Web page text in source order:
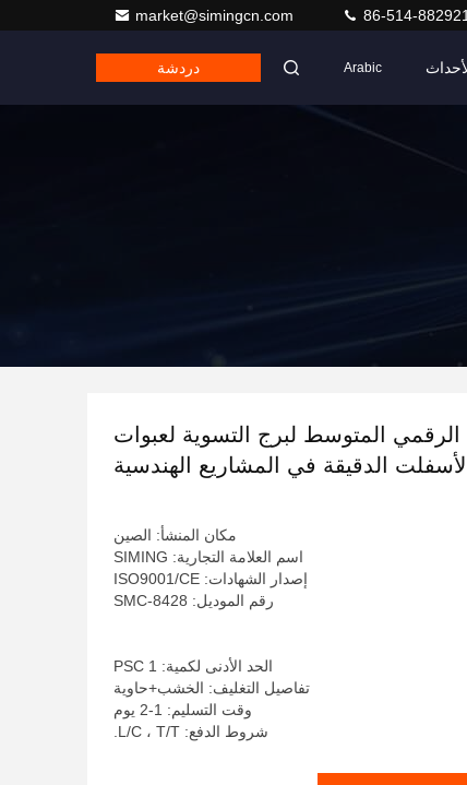
market@simingcn.com 86-514-
Arabic دردشة
الرقمي المتوسط لبرج التسوية لعبوات
الأسفلت الدقيقة في المشاريع الهندسية
مكان المنشأ: الصين
اسم العلامة التجارية: SIMING
إصدار الشهادات: ISO9001/CE
رقم الموديل: SMC-8428
الحد الأدنى لكمية: 1 PSC
تفاصيل التغليف: الخشب+حاوية
وقت التسليم: 1-2 يوم
شروط الدفع: L/C ، T/T.